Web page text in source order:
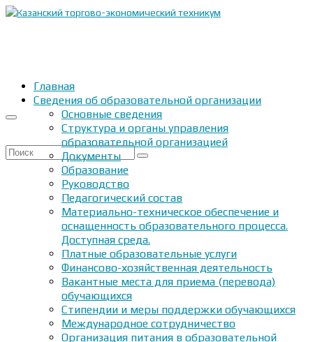
Искать:
Главная
Сведения об образовательной организации
Основные сведения
Структура и органы управления
образовательной организацией
Документы
Образование
Руководство
Педагогический состав
Материально-техническое обеспечение и
оснащенность образовательного процесса.
Доступная среда.
Платные образовательные услуги
Финансово-хозяйственная деятельность
Вакантные места для приема (перевода)
обучающихся
Стипендии и меры поддержки обучающихся
Международное сотрудничество
Организация питания в образовательной